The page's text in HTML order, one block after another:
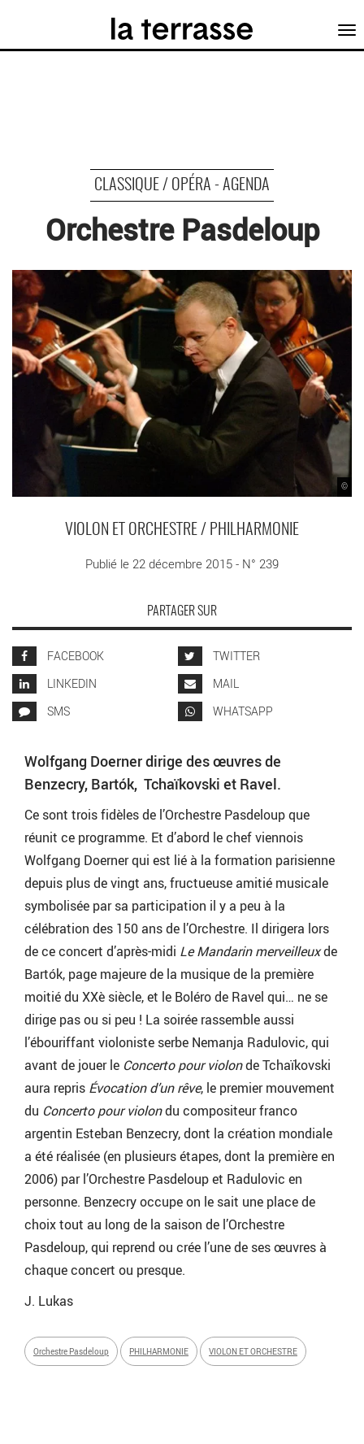
CLASSIQUE / OPÉRA - AGENDA
Orchestre Pasdeloup
©
VIOLON ET ORCHESTRE / PHILHARMONIE
Publié le 22 décembre 2015 - N° 239
PARTAGER SUR
FACEBOOK
TWITTER
LINKEDIN
MAIL
SMS
WHATSAPP
Wolfgang Doerner dirige des œuvres de
Benzecry, Bartók, Tchaïkovski et Ravel.
Ce sont trois fidèles de l’Orchestre Pasdeloup que
réunit ce programme. Et d’abord le chef viennois
Wolfgang Doerner qui est lié à la formation parisienne
depuis plus de vingt ans, fructueuse amitié musicale
symbolisée par sa participation il y a peu à la
célébration des 150 ans de l’Orchestre. Il dirigera lors
de ce concert d’après-midi Le Mandarin merveilleuxde
Bartók, page majeure de la musique de la première
moitié du XXè siècle, et le Boléro de Ravel qui… ne se
dirige pas ou si peu ! La soirée rassemble aussi
l’ébouriffant violoniste serbe Nemanja Radulovic, qui
avant de jouer le Concerto pour violonde Tchaïkovski
aura repris Évocation d’un rêve, le premier mouvement
du Concerto pour violondu compositeur franco
argentin Esteban Benzecry, dont la création mondiale
a été réalisée (en plusieurs étapes, dont la première en
2006) par l’Orchestre Pasdeloup et Radulovic en
personne. Benzecry occupe on le sait une place de
choix tout au long de la saison de l’Orchestre
Pasdeloup, qui reprend ou crée l’une de ses œuvres à
chaque concert ou presque.
J. Lukas
Orchestre Pasdeloup PHILHARMONIE VIOLON ET ORCHESTRE